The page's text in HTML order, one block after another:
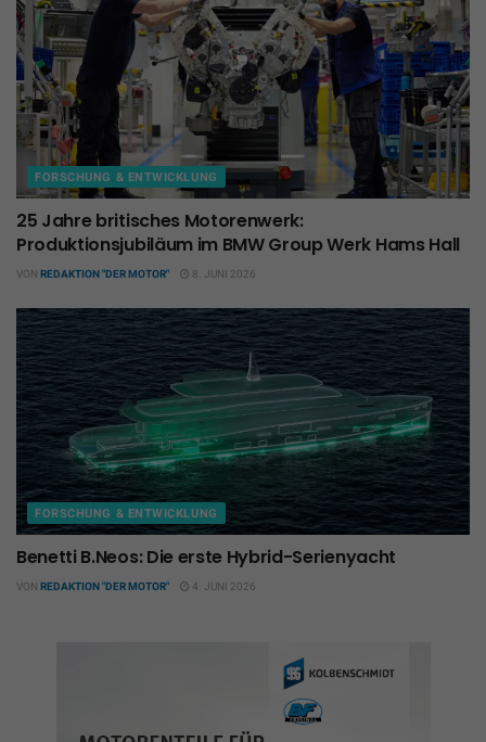
FORSCHUNG & ENTWICKLUNG
25 Jahre britisches Motorenwerk:
Produktionsjubiläum im BMW Group Werk Hams Hall
VON REDAKTION "DER MOTOR" 8. JUNI 2026
FORSCHUNG & ENTWICKLUNG
Benetti B.Neos: Die erste Hybrid-Serienyacht
VON REDAKTION "DER MOTOR" 4. JUNI 2026